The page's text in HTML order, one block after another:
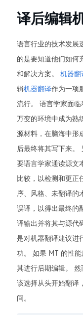
译后编辑
语言行业的技术发展
的是要知道他们如何
和解决方案。 机器翻
辑机器翻译作为一项
流行。 语言学家面
万变的环境中成为熟
源材料，在脑海中形
后最终将其写下来。
要语言学家通读源文
比较，以检测和更正
序、风格、未翻译的
误译，以得出最终的
译输出并将其与源代
是对机器翻译建议进
功。 如果 MT 的性
其进行后期编辑。
该选择从头开始翻译
间。